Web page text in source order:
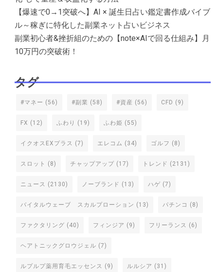
【爆速で0→1突破へ】AI × 誕生日占い鑑定書作成バイブ
ル～稼ぎに特化した副業ネット占いビジネス
副業初心者&挫折組のための【note×AIで回る仕組み】月
10万円の突破術！
タグ
#マネー (56) #副業 (58) #資産 (56) CFD (9)
FX (12) ふわり (19) ふわ姫 (55)
イクオスEXプラス (7) エレコム (34) ゴルフ (8)
スロット (8) チャップアップ (17) トレンド (2131)
ニュース (2130) ノーブランド (13) ハゲ (7)
バイタルウェーブ スカルプローション (13) パチンコ (8)
ファクタリング (40) フィンジア (9) フリーランス (6)
ヘアトニックグロウジェル (7)
ルプルプ薬用育毛エッセンス (9) ルルシア (31)